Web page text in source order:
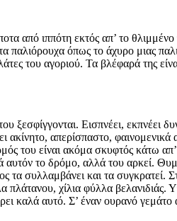
από ιππότη εκτός απ’ το
παλιόρουχα όπως το άχυρο μιας
του αγοριού. Τα βλέφαρά της
ξεσφίγγονται. Εισπνέει, εκπνέει
ακίνητο, απερίσπαστο,
του είναι ακόμα σκυφτός κάτω
το δρόμο, αλλά του αρκεί.
τα συλλαμβάνει και τα
χίλια φύλλα βελανιδιάς.
καλά αυτό. Σ’ έναν ουρανό γεμάτο